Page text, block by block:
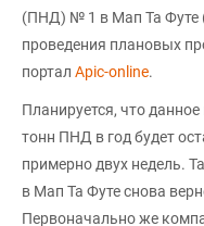
(ПНД) № 1 в Мап Та Футе
проведения плановых
портал Apic-online.
Планируется, что
тонн ПНД в год будет
примерно двух недель.
в Мап Та Футе снова
Первоначально же